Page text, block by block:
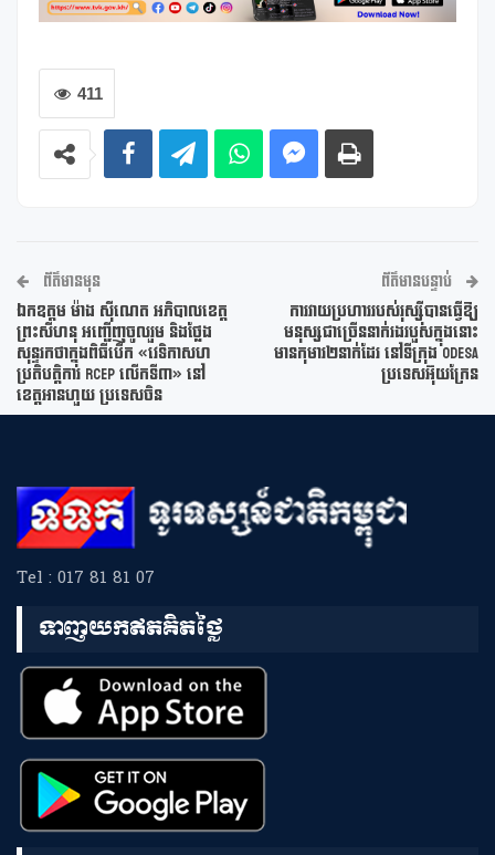
411
ព័ត៌មានមុន
ឯកឧត្តម ម៉ាង ស៊ីណេត អភិបាលខេត្ត
ព្រះសីហនុ អញ្ជើញចូលរួម និងថ្លែង
សុន្ទរកថាក្នុងពិធីបើក «វេទិកាសហ
ប្រតិបត្តិការ RCEP លើកទី៣» នៅ
ខេត្តអានហួយ ប្រទេសចិន
ព័ត៌មានបន្ទាប់
ការវាយប្រហាររបស់រុស្ស៊ីបានធ្វើឱ្យ
មនុស្សជាច្រើននាក់រងរបួសក្នុងនោះ
មានកុមារ២នាក់ដែរ នៅទីក្រុង Odesa
ប្រទេសអ៊ុយក្រែន
Tel : 017 81 81 07
ទាញយកឥតគិតថ្លៃ